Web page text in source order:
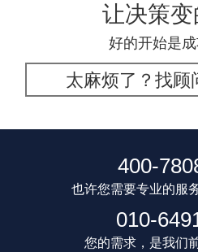
让决策
好的开始是
太麻烦了？找顾
400-
也许您需要专业的服
010-
您的需求，是我们